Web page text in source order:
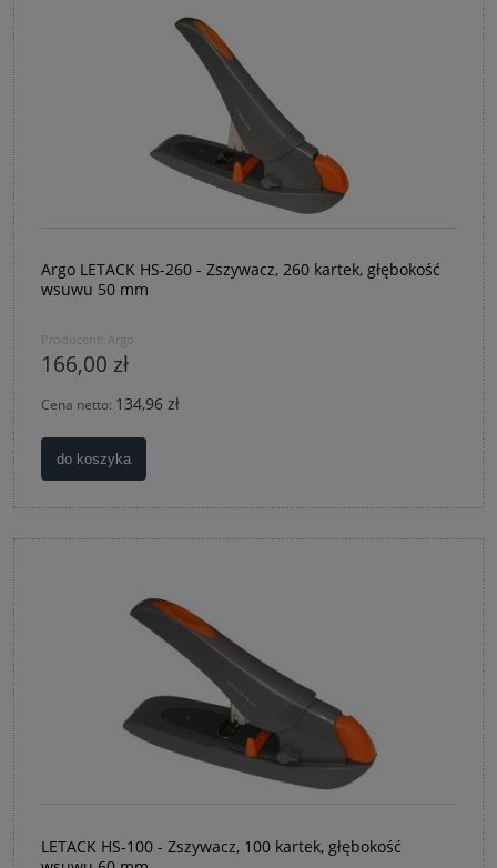
Argo LETACK HS-260 - Zszywacz, 260 kartek, głębokość
wsuwu 50 mm
Producent: Argo
166,00 zł
Cena netto: 134,96 zł
do koszyka
LETACK HS-100 - Zszywacz, 100 kartek, głębokość